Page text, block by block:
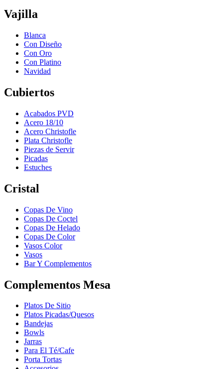
Vajilla
Blanca
Con Diseño
Con Oro
Con Platino
Navidad
Cubiertos
Acabados PVD
Acero 18/10
Acero Christofle
Plata Christofle
Piezas de Servir
Picadas
Estuches
Cristal
Copas De Vino
Copas De Coctel
Copas De Helado
Copas De Color
Vasos Color
Vasos
Bar Y Complementos
Complementos Mesa
Platos De Sitio
Platos Picadas/Quesos
Bandejas
Bowls
Jarras
Para El Té/Cafe
Porta Tortas